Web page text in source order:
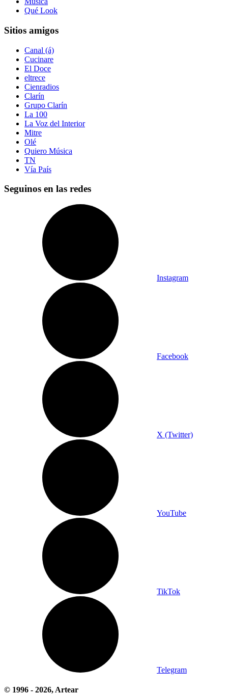
Qué Look
Sitios amigos
Canal (á)
Cucinare
El Doce
eltrece
Cienradios
Clarín
Grupo Clarín
La 100
La Voz del Interior
Mitre
Olé
Quiero Música
TN
Vía País
Seguinos en las redes
Instagram
Facebook
X (Twitter)
YouTube
TikTok
Telegram
© 1996 - 2026, Artear